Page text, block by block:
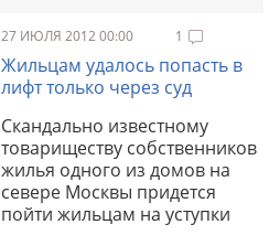
27 ИЮЛЯ 2012 00:00 1
Жильцам удалось попасть в
лифт только через суд
Скандально известному
товариществу собственников
жилья одного из домов на
севере Москвы придется
пойти жильцам на уступки